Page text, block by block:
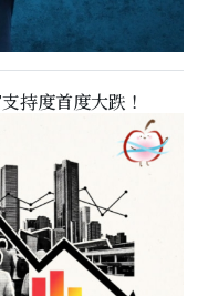
持度首度大跌！